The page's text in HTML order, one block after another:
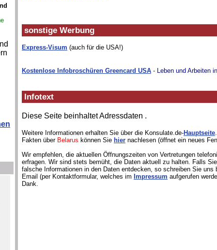
sonstige Werbung
Express-Visum (auch für die USA!)
Kostenlose Infobroschüren Greencard USA - Leben und Arbeiten
Infotext
Diese Seite beinhaltet Adressdaten .
Weitere Informationen erhalten Sie über die Konsulate.de-Hauptseite
Fakten über Belarus können Sie hier nachlesen (öffnet ein neues
Wir empfehlen, die aktuellen Öffnungszeiten von Vertretungen
erfragen. Wir sind stets bemüht, die Daten aktuell zu halten. Falls
falsche Informationen in den Daten entdecken, so schreiben Sie uns
Email (per Kontaktformular, welches im Impressum aufgerufen
Dank.